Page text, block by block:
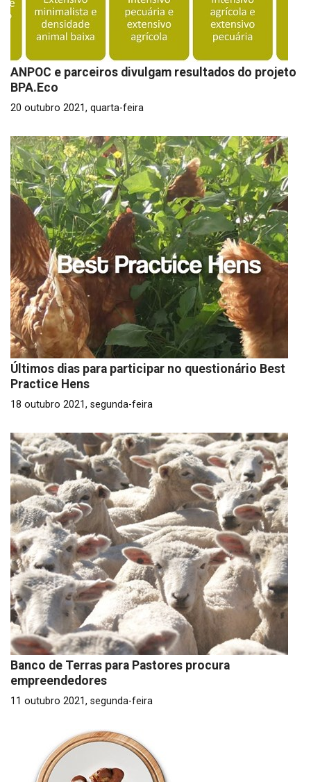
ANPOC e parceiros divulgam resultados do projeto
BPA.Eco
20 outubro 2021, quarta-feira
Últimos dias para participar no questionário Best
Practice Hens
18 outubro 2021, segunda-feira
Banco de Terras para Pastores procura
empreendedores
11 outubro 2021, segunda-feira